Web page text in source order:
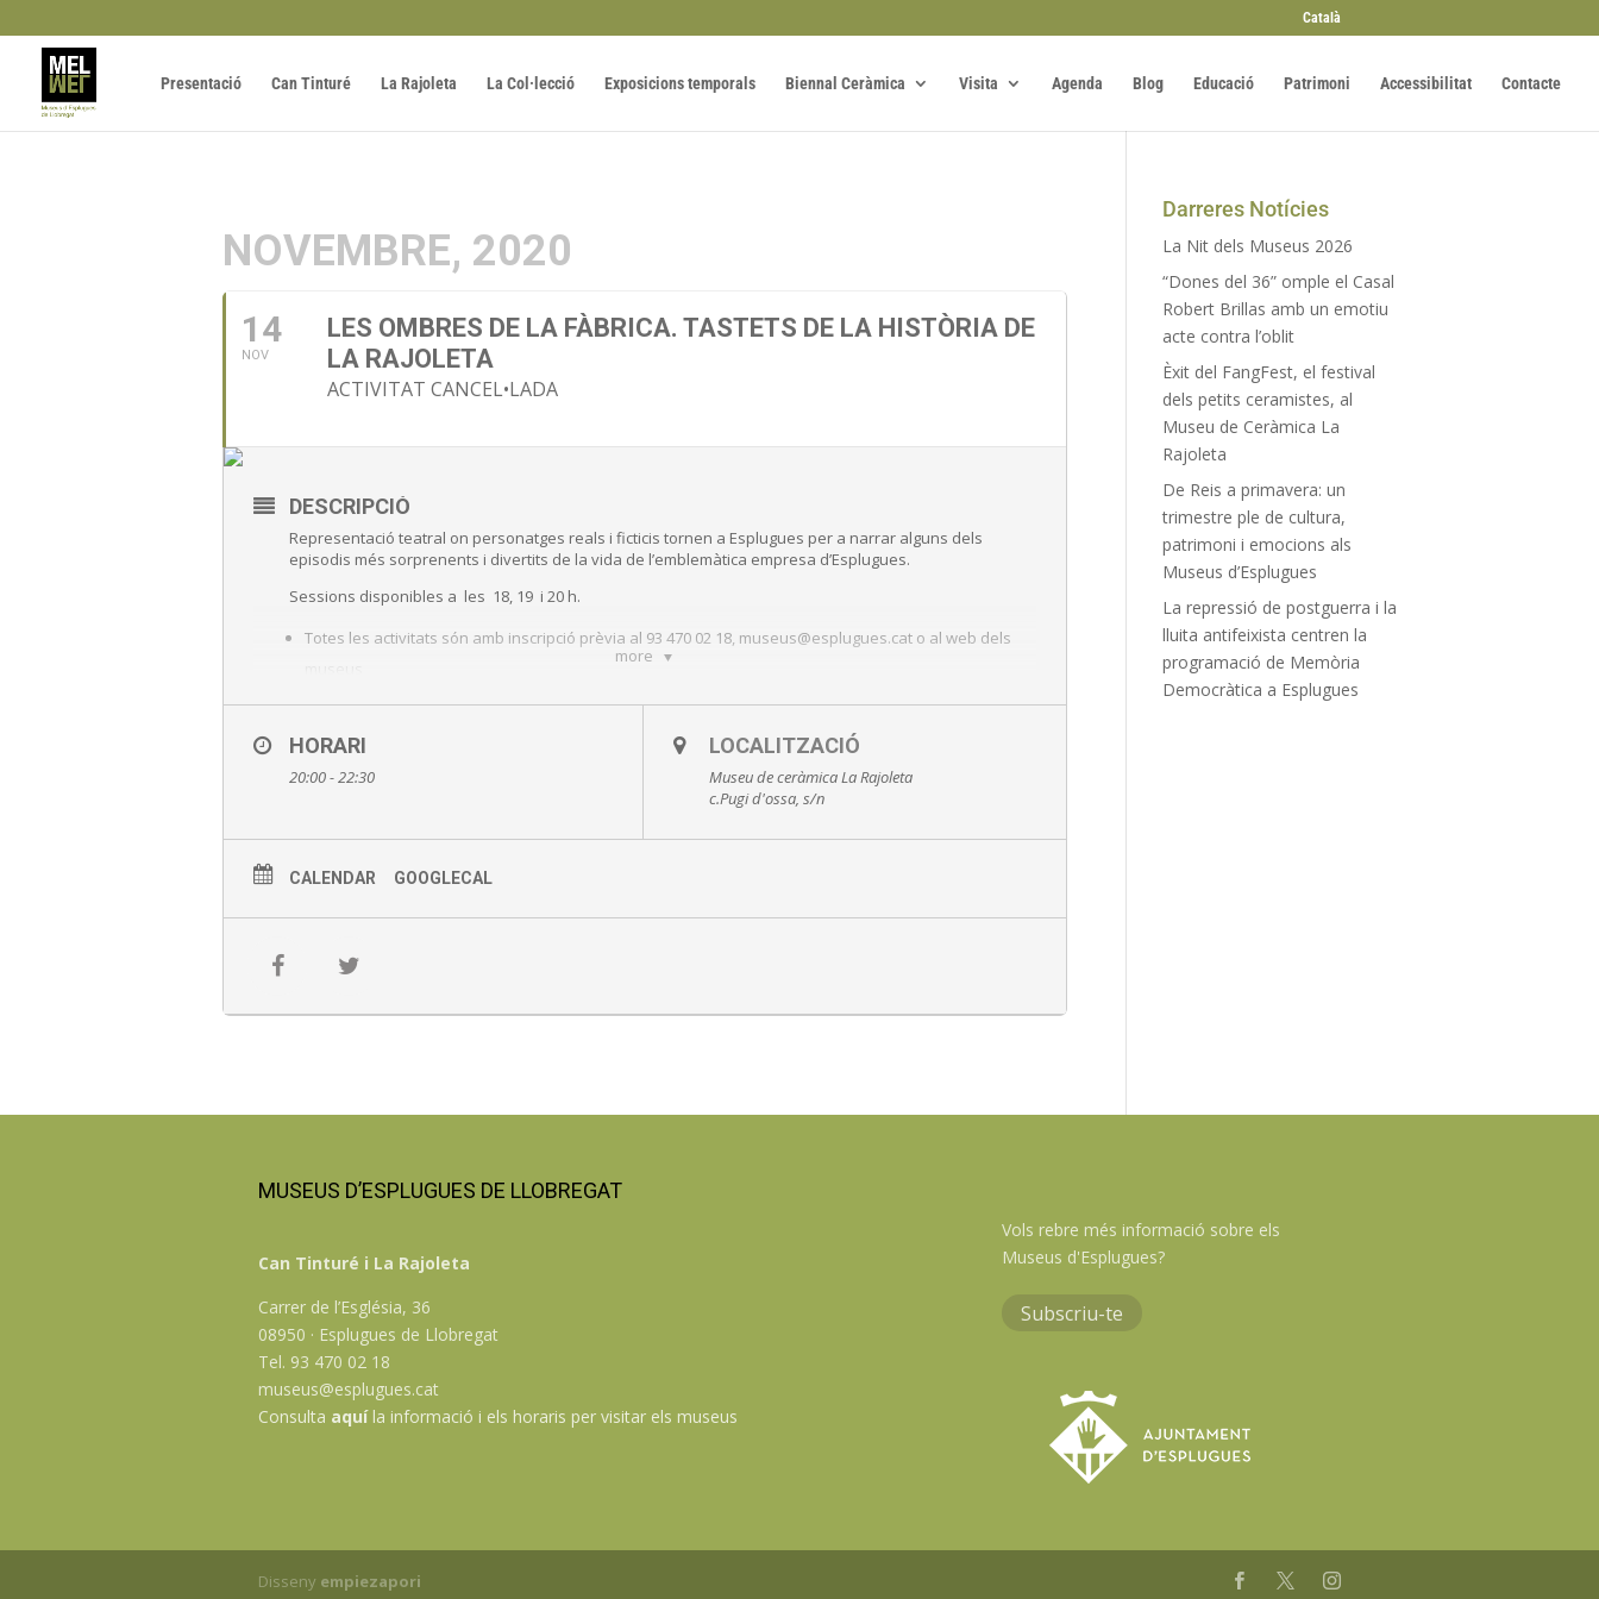
Català
Presentació Can Tinturé La Rajoleta La Col·lecció Exposicions temporals Biennal Ceràmica Visita Agenda Blog Educació Patrimoni Accessibilitat Contacte
NOVEMBRE, 2020
14
NOV
LES OMBRES DE LA FÀBRICA. TASTETS DE LA HISTÒRIA DE
LA RAJOLETA
ACTIVITAT CANCEL•LADA
more
DESCRIPCIÓ
Representació teatral on personatges reals i ficticis tornen a Esplugues per a narrar alguns dels
episodis més sorprenents i divertits de la vida de l’emblemàtica empresa d’Esplugues.
Sessions disponibles a les 18, 19 i 20 h.
Totes les activitats són amb inscripció prèvia al 93 470 02 18, museus@esplugues.cat o al web dels
Aforament limitat
Ús obligatori de mascareta
Aquesta programació pot patir canvis derivats de la situació epidemiologia
Inscripció online aquí
HORARI
20:00 - 22:30
LOCALITZACIÓ
Museu de ceràmica La Rajoleta
c.Pugi d'ossa, s/n
CALENDAR GOOGLECAL
Darreres Notícies
La Nit dels Museus 2026
“Dones del 36” omple el Casal
Robert Brillas amb un emotiu
acte contra l’oblit
Èxit del FangFest, el festival
dels petits ceramistes, al
Museu de Ceràmica La
Rajoleta
De Reis a primavera: un
trimestre ple de cultura,
patrimoni i emocions als
Museus d’Esplugues
La repressió de postguerra i la
lluita antifeixista centren la
programació de Memòria
Democràtica a Esplugues
MUSEUS D’ESPLUGUES DE LLOBREGAT
Can Tinturé i La Rajoleta
Carrer de l’Església, 36
08950 · Esplugues de Llobregat
Tel. 93 470 02 18
museus@esplugues.cat
Consulta aquíla informació i els horaris per visitar els museus
Vols rebre més informació sobre els
Museus d'Esplugues?
Subscriu-te
Disseny empiezapori